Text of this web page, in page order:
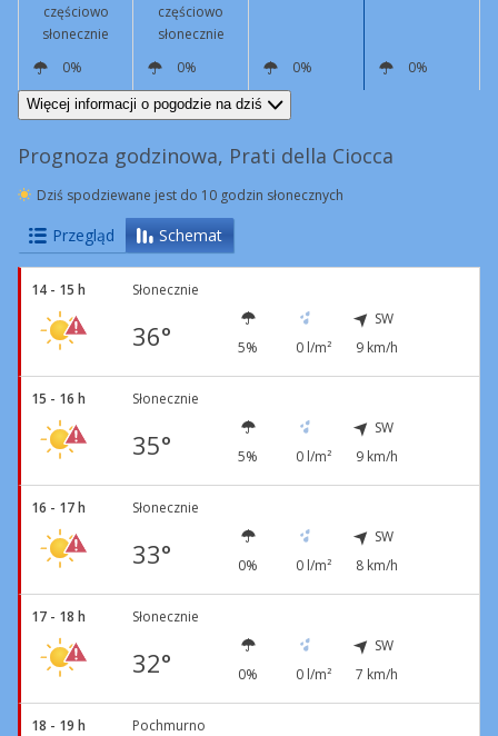
częściowo
słonecznie
częściowo
słonecznie
0% 0% 0%
0%
SW
9 km/h SW
3 km/h
Więcej informacji o pogodzie na dziś
Prognoza godzinowa, Prati della Ciocca
Dziś spodziewane jest do 10 godzin słonecznych
Przegląd Schemat
14 - 15 h Słonecznie
36° 5% 0 l/m²
SW
9 km/h
15 - 16 h Słonecznie
35° 5% 0 l/m²
SW
9 km/h
16 - 17 h Słonecznie
33° 0% 0 l/m²
SW
8 km/h
17 - 18 h Słonecznie
32° 0% 0 l/m²
SW
7 km/h
18 - 19 h Pochmurno